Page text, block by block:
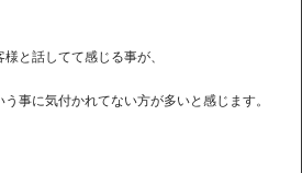
と話してて感じる事が、
う事に気付かれてない方が多いと感じます。